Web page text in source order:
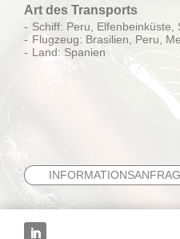
Art des Transports
Schiff: Peru, Elfenbeinküste,
Flugzeug: Brasilien, Peru,
Land: Spanien